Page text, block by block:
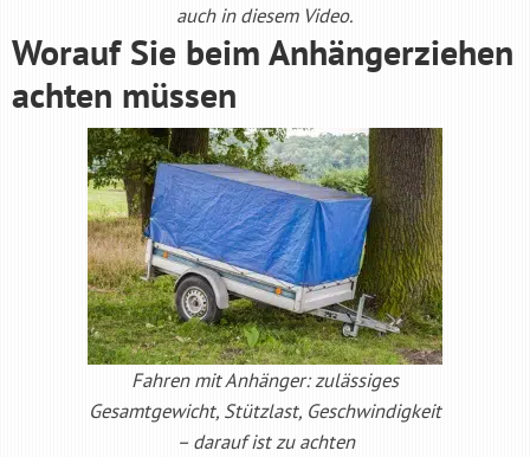
auch in diesem Video.
Worauf Sie beim Anhängerziehen
achten müssen
Fahren mit Anhänger: zulässiges
Gesamtgewicht, Stützlast, Geschwindigkeit
– darauf ist zu achten